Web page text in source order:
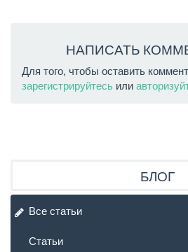
НАПИСАТЬ
Для того, чтобы оставить
зарегистрируйтесь или
БЛОГ
Все статьи
Статьи